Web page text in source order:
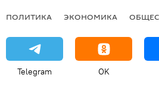
ПОЛИТИКА ЭКОНОМИКА
Telegram OK